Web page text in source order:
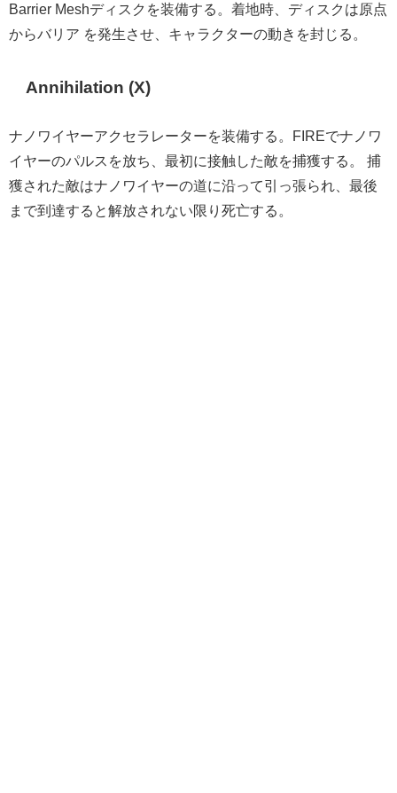
Barrier Meshディスクを装備する。着地時、ディスクは原点
からバリア を発生させ、キャラクターの動きを封じる。
Annihilation (X)
ナノワイヤーアクセラレーターを装備する。FIREでナノワ
イヤーのパルスを放ち、最初に接触した敵を捕獲する。 捕
獲された敵はナノワイヤーの道に沿って引っ張られ、最後
まで到達すると解放されない限り死亡する。